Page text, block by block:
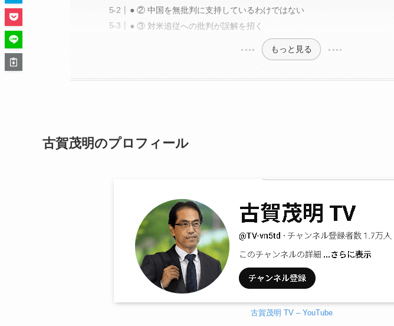
● ② 中国を無批判に支持しているわけではない
● ③ 対米追従への批判が誤解を招く
もっと見る
古賀茂明のプロフィール
古賀茂明 TV – YouTube